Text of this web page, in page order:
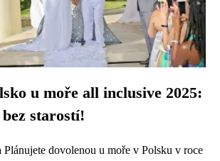
u moře all inclusive 2025:
starostí!
Plánujete dovolenou u moře v Polsku v roce